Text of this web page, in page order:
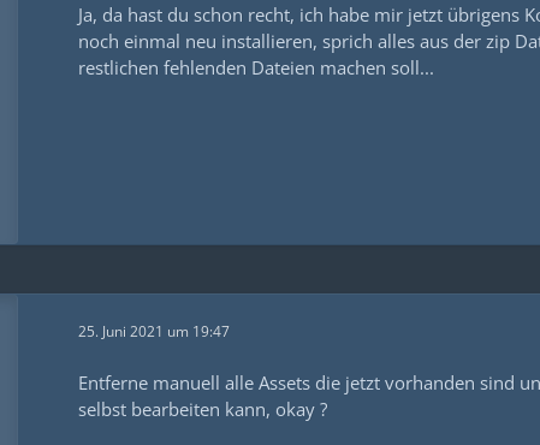
Ja, da hast du schon recht, ich habe mir jetzt übrigens
noch einmal neu installieren, sprich alles aus der zip
restlichen fehlenden Dateien machen soll...
25. Juni 2021 um 19:47
Entferne manuell alle Assets die jetzt vorhanden sind
selbst bearbeiten kann, okay ?